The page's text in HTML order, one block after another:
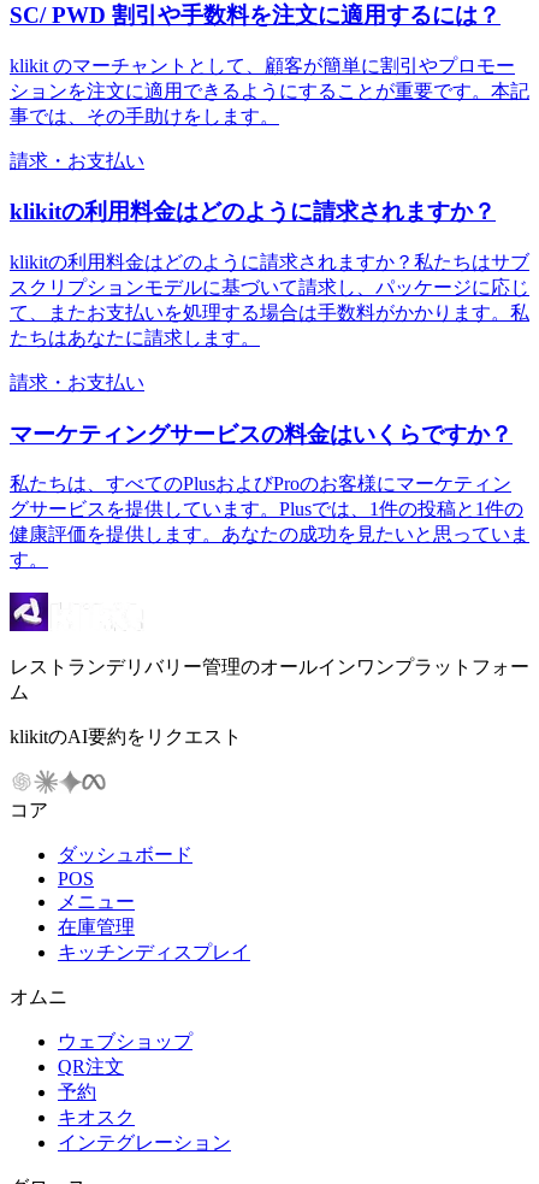
SC/ PWD 割引や手数料を注文に適用するには？
klikit のマーチャントとして、顧客が簡単に割引やプロモー
ションを注文に適用できるようにすることが重要です。本記
事では、その手助けをします。
請求・お支払い
klikitの利用料金はどのように請求されますか？
klikitの利用料金はどのように請求されますか？私たちはサブ
スクリプションモデルに基づいて請求し、パッケージに応じ
て、またお支払いを処理する場合は手数料がかかります。私
たちはあなたに請求します。
請求・お支払い
マーケティングサービスの料金はいくらですか？
私たちは、すべてのPlusおよびProのお客様にマーケティン
グサービスを提供しています。Plusでは、1件の投稿と1件の
健康評価を提供します。あなたの成功を見たいと思っていま
す。
レストランデリバリー管理のオールインワンプラットフォー
ム
klikitのAI要約をリクエスト
コア
ダッシュボード
POS
メニュー
在庫管理
キッチンディスプレイ
オムニ
ウェブショップ
QR注文
予約
キオスク
インテグレーション